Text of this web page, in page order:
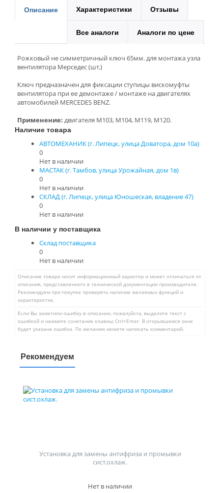
Описание Характеристики Отзывы
Все аналоги Аналоги по цене
Рожковый не симметричный ключ 65мм. для монтажа узла
вентилятора Мерседес (шт.)
Ключ предназначен для фиксации ступицы вискомуфты
вентилятора при ее демонтаже / монтаже на двигателях
автомобилей MERCEDES BENZ.
Применение: двигателя M103, M104, M119, M120.
Наличие товара
АВТОМЕХАНИК (г. Липецк, улица Доватора, дом 10а)
0
Нет в наличии
МАСТАК (г. Тамбов, улица Урожайная, дом 1в)
0
Нет в наличии
СКЛАД (г. Липецк, улица Юношеская, владение 47)
0
Нет в наличии
В наличии у поставщика
Склад поставщика
0
Нет в наличии
Описание товара носит информационный характер и может отличаться от
описания, представленного в технической документации производителя.
Рекомендуем при покупке проверять наличие желаемых функций и
характеристик.
Если Вы заметили ошибку в описании, пожалуйста, выделите текст с
ошибкой и нажмите сочетание клавиш Ctrl+Enter. В открывшемся окне
будет указана ошибка. По желанию можете написать комментарий.
Рекомендуем
Установка для замены антифриза и промывки
сист.охлаж.
Нет в наличии